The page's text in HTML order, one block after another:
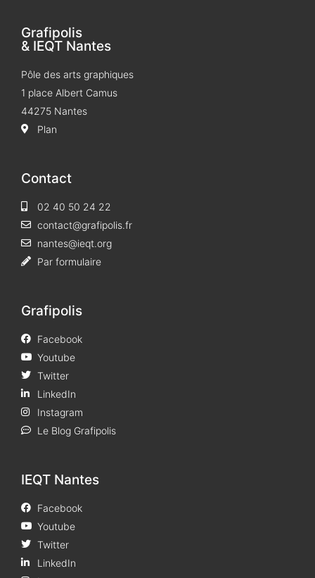
Grafipolis
& IEQT Nantes
Pôle des arts graphiques
1 place Albert Camus
44275 Nantes
Plan
Contact
02 40 50 24 22
contact@grafipolis.fr
nantes@ieqt.org
Par formulaire
Grafipolis
Facebook
Youtube
Twitter
LinkedIn
Instagram
Le Blog Grafipolis
IEQT Nantes
Facebook
Youtube
Twitter
LinkedIn